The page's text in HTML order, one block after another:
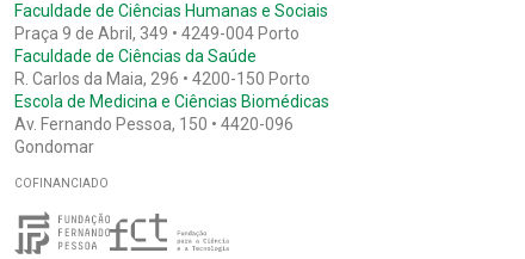
Faculdade de Ciências Humanas e Sociais
Praça 9 de Abril, 349 • 4249-004 Porto
Faculdade de Ciências da Saúde
R. Carlos da Maia, 296 • 4200-150 Porto
Escola de Medicina e Ciências Biomédicas
Av. Fernando Pessoa, 150 • 4420-096
Gondomar
COFINANCIADO